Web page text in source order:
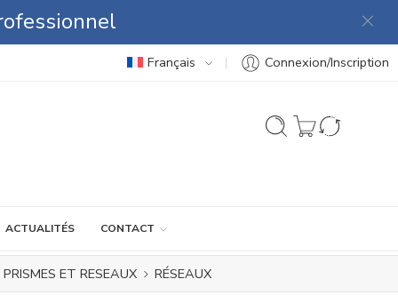
Français Connexion/Inscription
ACTUALITÉS CONTACT
PRISMES ET RESEAUX RÉSEAUX